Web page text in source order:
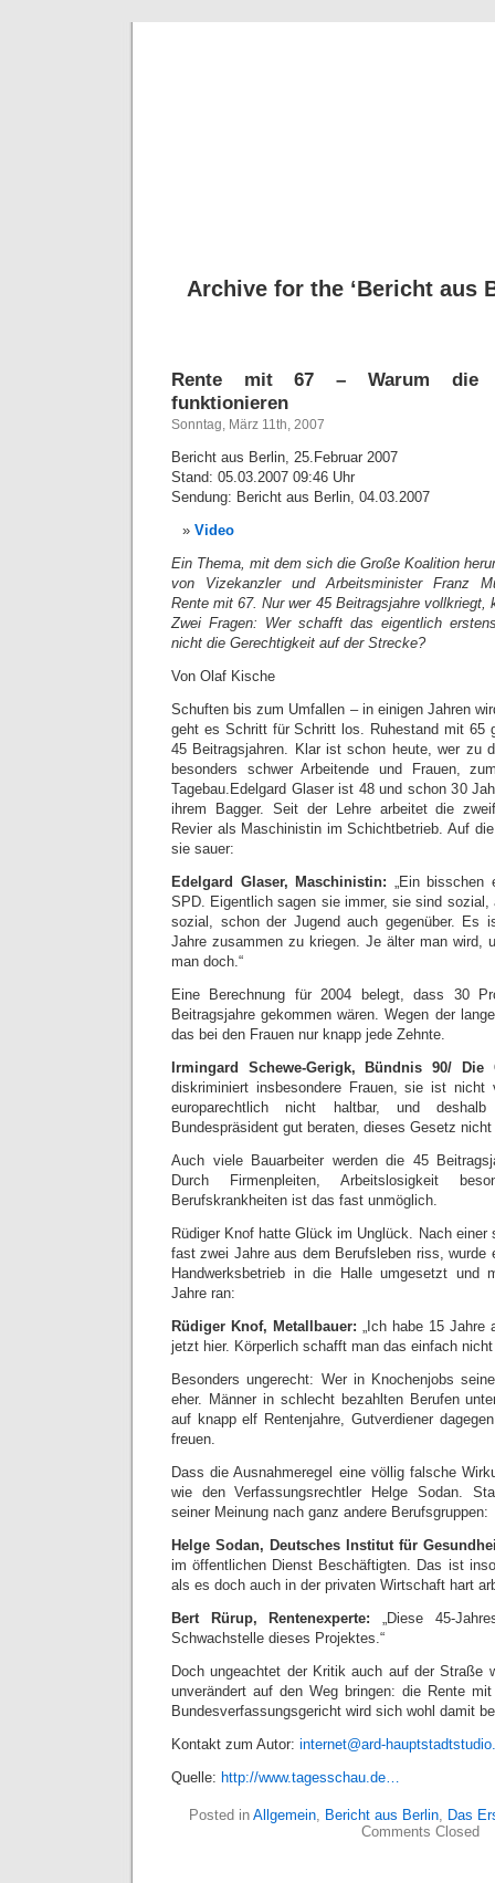
Archive for the ‘Bericht aus
Rente mit 67 – Warum die
funktionieren
Sonntag, März 11th, 2007
Bericht aus Berlin, 25.Februar 2007
Stand: 05.03.2007 09:46 Uhr
Sendung: Bericht aus Berlin, 04.03.2007
Video
Ein Thema, mit dem sich die Große Koalition
von Vizekanzler und Arbeitsminister Franz
Rente mit 67. Nur wer 45 Beitragsjahre vollkriegt,
Zwei Fragen: Wer schafft das eigentlich
nicht die Gerechtigkeit auf der Strecke?
Von Olaf Kische
Schuften bis zum Umfallen – in einigen Jahren
geht es Schritt für Schritt los. Ruhestand mit 65
45 Beitragsjahren. Klar ist schon heute, wer zu
besonders schwer Arbeitende und Frauen,
Tagebau.Edelgard Glaser ist 48 und schon 30
ihrem Bagger. Seit der Lehre arbeitet die
Revier als Maschinistin im Schichtbetrieb. Auf
sie sauer:
Edelgard Glaser, Maschinistin: „Ein bisschen
SPD. Eigentlich sagen sie immer, sie sind
sozial, schon der Jugend auch gegenüber. Es
Jahre zusammen zu kriegen. Je älter man wird,
man doch.“
Eine Berechnung für 2004 belegt, dass 30
Beitragsjahre gekommen wären. Wegen der
das bei den Frauen nur knapp jede Zehnte.
Irmingard Schewe-Gerigk, Bündnis 90/ Die
diskriminiert insbesondere Frauen, sie ist nicht
europarechtlich nicht haltbar, und
Bundespräsident gut beraten, dieses Gesetz nicht
Auch viele Bauarbeiter werden die 45
Durch Firmenpleiten, Arbeitslosigkeit
Berufskrankheiten ist das fast unmöglich.
Rüdiger Knof hatte Glück im Unglück. Nach einer
fast zwei Jahre aus dem Berufsleben riss, wurde
Handwerksbetrieb in die Halle umgesetzt und
Jahre ran:
Rüdiger Knof, Metallbauer: „Ich habe 15 Jahre
jetzt hier. Körperlich schafft man das einfach nicht
Besonders ungerecht: Wer in Knochenjobs
eher. Männer in schlecht bezahlten Berufen
auf knapp elf Rentenjahre, Gutverdiener
freuen.
Dass die Ausnahmeregel eine völlig falsche
wie den Verfassungsrechtler Helge Sodan.
seiner Meinung nach ganz andere Berufsgruppen:
Helge Sodan, Deutsches Institut für
im öffentlichen Dienst Beschäftigten. Das ist
als es doch auch in der privaten Wirtschaft hart
Bert Rürup, Rentenexperte: „Diese 45-
Schwachstelle dieses Projektes.“
Doch ungeachtet der Kritik auch auf der Straße
unverändert auf den Weg bringen: die Rente
Bundesverfassungsgericht wird sich wohl damit
Kontakt zum Autor: internet@ard-
Quelle: http://www.tagesschau.de…
Posted in Allgemein, Bericht aus Berlin, Das
Comments Closed